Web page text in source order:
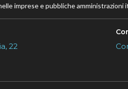
imprese e pubbliche amministrazioni
22